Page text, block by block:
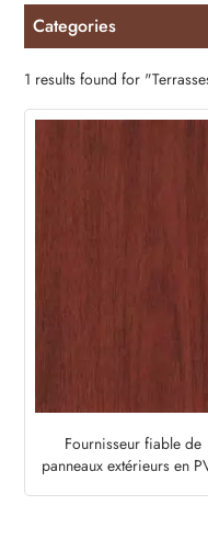
Categories
1 results found for
Fournisseur fiable de
panneaux extérieurs en